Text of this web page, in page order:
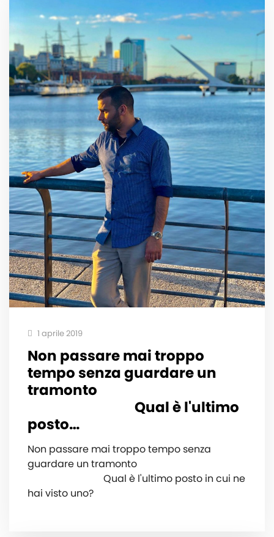
1 aprile 2019
Non passare mai troppo
tempo senza guardare un
tramonto ⠀⠀⠀⠀⠀⠀⠀⠀⠀
⠀⠀⠀⠀⠀⠀⠀⠀⠀⠀ Qual è l'ultimo
posto…
Non passare mai troppo tempo senza
guardare un tramonto ⠀⠀⠀⠀⠀⠀⠀⠀⠀
⠀⠀⠀⠀⠀⠀⠀⠀⠀⠀ Qual è l'ultimo posto in cui ne
hai visto uno?